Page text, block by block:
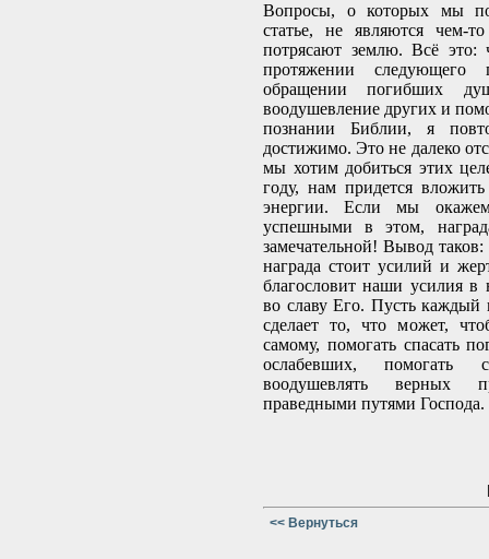
Вопросы, о которых мы
статье, не являются чем-
потрясают землю. Всё это:
протяжении
обращении погибших
воодушевление других и
познании Библии, я
достижимо. Это не далеко
мы хотим добиться этих
году, нам придется
энергии. Если мы
успешными в этом,
замечательной! Вывод
награда стоит усилий и
благословит наши усилия в
во славу Его. Пусть каждый
сделает то, что может,
самому, помогать спасать
ослабевших,
воодушевлять верных
праведными путями Господа.
<< Вернуться